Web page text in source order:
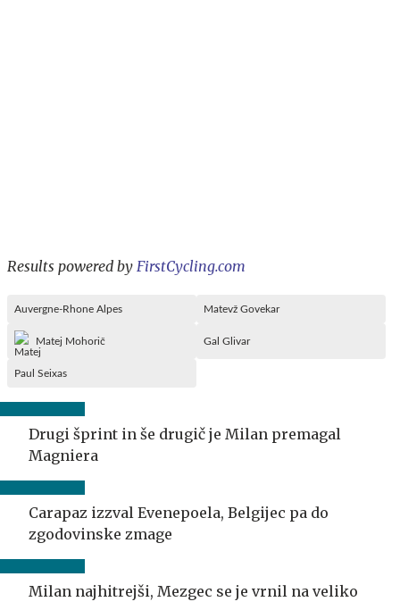
Results powered by FirstCycling.com
Auvergne-Rhone Alpes Matevž Govekar
Matej Mohorič Gal Glivar
Paul Seixas
Drugi šprint in še drugič je Milan premagal
Magniera
Carapaz izzval Evenepoela, Belgijec pa do
zgodovinske zmage
Milan najhitrejši, Mezgec se je vrnil na veliko